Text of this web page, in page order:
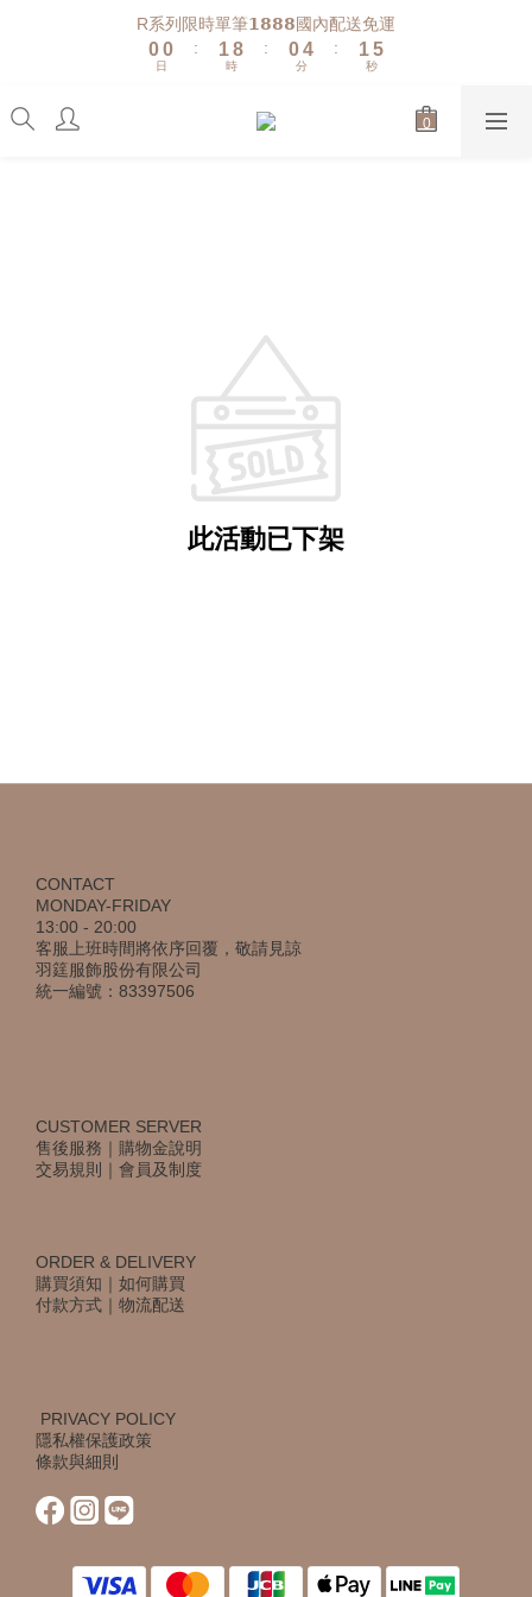
R系列限時單筆𝟭𝟴𝟴𝟴國內配送免運
1
0
1
0
日
:
2
1
0
9
8
7
時
:
1
0
5
4
3
分
:
2
1
0
6
5
4
秒
此活動已下架
CONTACT
MONDAY-FRIDAY
13:00 - 20:00
客服上班時間將依序回覆，敬請見諒
羽筳服飾股份有限公司
統一編號：83397506
CUSTOMER SERVER
售後服務 ｜ 購物金說明
交易規則
｜ 會員及制度
ORDER & DELIVERY
購買須知 ｜ 如何購買
付款方式 ｜ 物流配送
PRIVACY POLICY
隱私權保護政策
條款與細則